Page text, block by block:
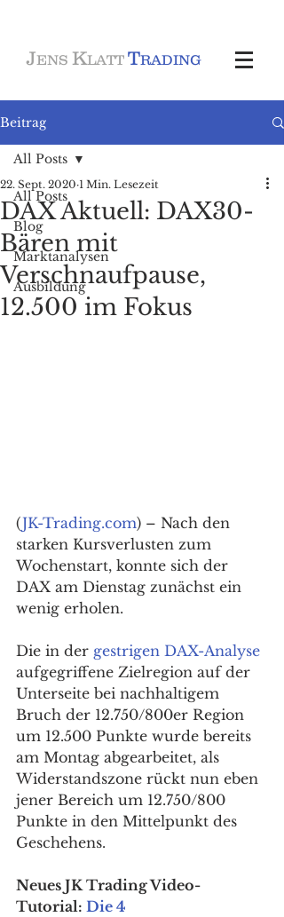
JENS KLATT TRADING
Beitrag
All Posts
Blog
Marktanalysen
Ausbildung
All Posts
DAX Aktuell: DAX30-
Bären mit
Verschnaufpause,
12.500 im Fokus
22. Sept. 2020 1 Min. Lesezeit
(JK-Trading.com) – Nach den
starken Kursverlusten zum
Wochenstart, konnte sich der
DAX am Dienstag zunächst ein
wenig erholen.
Die in der gestrigen DAX-Analyse
aufgegriffene Zielregion auf der
Unterseite bei nachhaltigem
Bruch der 12.750/800er Region
um 12.500 Punkte wurde bereits
am Montag abgearbeitet, als
Widerstandszone rückt nun eben
jener Bereich um 12.750/800
Punkte in den Mittelpunkt des
Geschehens.
Neues JK Trading Video-
Tutorial: Die 4